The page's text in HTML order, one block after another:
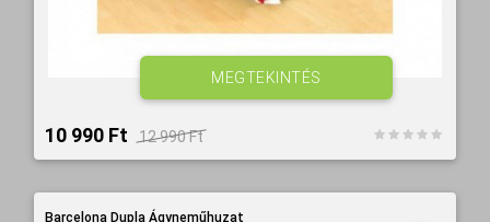
10 990 Ft‎ 12 990 Ft‎
MEGTEKINTÉS
Barcelona Dupla Ágyneműhuzat